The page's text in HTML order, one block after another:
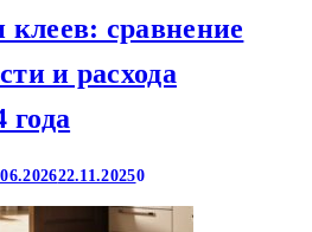
сравнение
и расхода
года
22.11.20250